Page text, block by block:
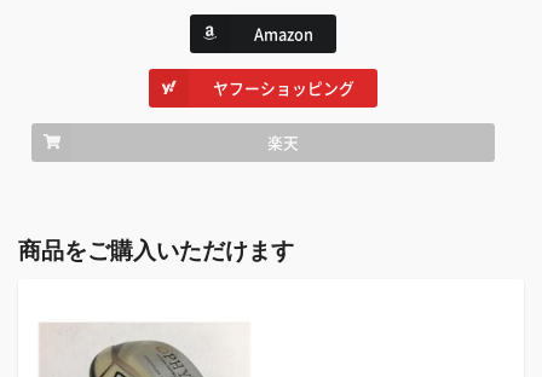
Amazon
ヤフーショッピング
楽天
商品をご購入いただけます